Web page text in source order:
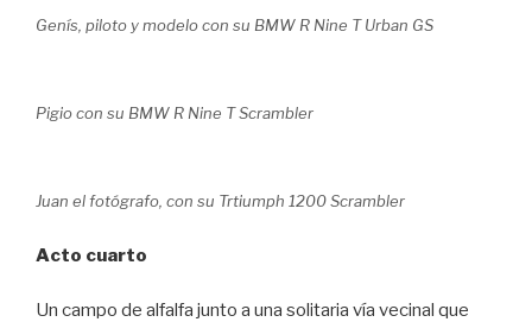
Genís, piloto y modelo con su BMW R Nine T Urban GS
Pigio con su BMW R Nine T Scrambler
Juan el fotógrafo, con su Trtiumph 1200 Scrambler
Acto cuarto
Un campo de alfalfa junto a una solitaria vía vecinal que